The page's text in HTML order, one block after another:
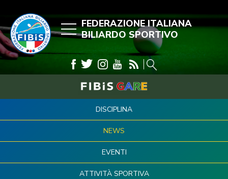
FEDERAZIONE ITALIANA
BILIARDO SPORTIVO
DISCIPLINA
NEWS
EVENTI
ATTIVITÀ SPORTIVA